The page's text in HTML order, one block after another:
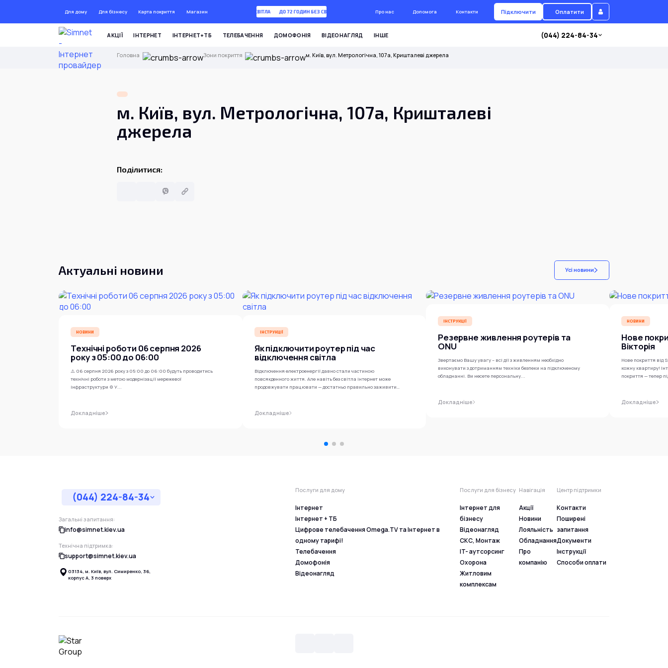
Для дому Для бізнесу Карта покриття Магазин ДО 72 ГОДИН БЕЗ СВІТЛА ДО 72 ГОДИН БЕЗ СВІТЛА Про нас Допомога Контакти Підключити Оплатити
АКЦІЇ ІНТЕРНЕТ ІНТЕРНЕТ+ТБ ТЕЛЕБАЧЕННЯ ДОМОФОНІЯ ВІДЕОНАГЛЯД ІНШЕ (044) 224-84-34
Головна Зони покриття м. Київ, вул. Метрологічна, 107а, Кришталеві джерела
м. Київ, вул. Метрологічна, 107а, Кришталеві
джерела
Поділитися:
Актуальні новини Усі новини
НОВИНИ
Технічні роботи 06 серпня 2026
року з 05:00 до 06:00
⚠️ 06 серпня 2026 року з 05:00 до 06:00 будуть проводитись
технічні роботи з метою модернізації мережевої
інфраструктури ⚙️ У...
Докладніше
ІНСТРУКЦІЇ
Як підключити роутер під час
відключення світла
Відключення електроенергії давно стали частиною
повсякденного життя. Але навіть без світла інтернет може
продовжувати працювати — достатньо правильно заживити
Докладніше
ІНСТРУКЦІЇ
Резервне живлення роутерів та
ONU
Звертаємо Вашу увагу – всі дії з живленням необхідно
виконувати з дотриманням техніки безпеки на підключеному
обладнанні. Ви несете персональну...
Докладніше
НОВИНИ
Нове
Вікторія
Нове покриття від
кожну квартиру!
покриття — тепер
Докладніше
(044) 224-84-34
Загальні запитання:
info@simnet.kiev.ua
Технічна підтримка:
support@simnet.kiev.ua
03134, м. Київ, вул. Симиренко, 36,
корпус А, 3 поверх
Послуги для дому
Інтернет
Інтернет + ТБ
Цифрове телебачення Omega.TV та Інтернет в
одному тарифі!
Телебачення
Домофонія
Відеонагляд
Послуги для бізнесу
Інтернет для
бізнесу
Відеонагляд
СКС, Монтаж
IT- аутсорсинг
Охорона
Житловим
комплексам
Навігація
Акції
Новини
Лояльність
Обладнання
Про
компанію
Центр підтримки
Контакти
Поширені
запитання
Документи
Інструкції
Способи оплати